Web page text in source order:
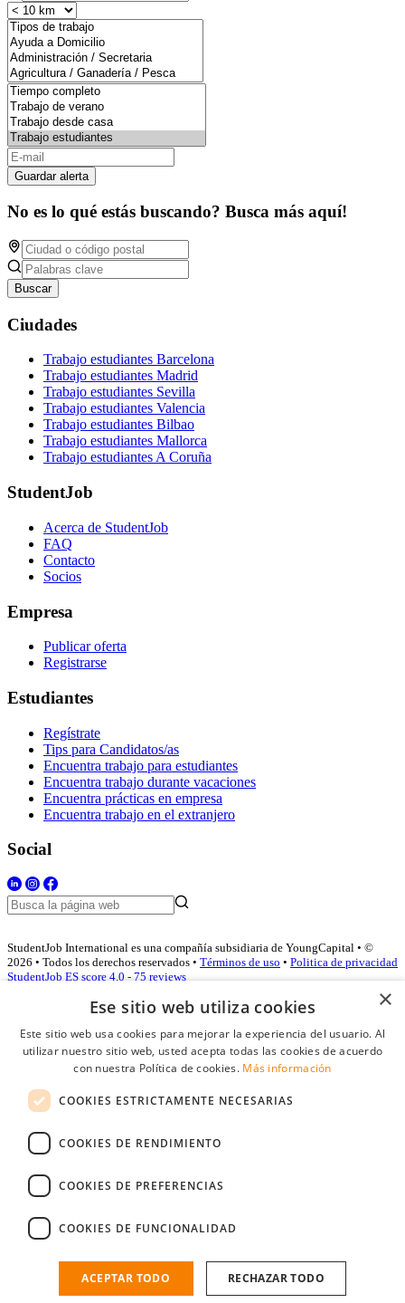
Guardar alerta
No es lo qué estás buscando? Busca más aquí!
Buscar
Ciudades
Trabajo estudiantes Barcelona
Trabajo estudiantes Madrid
Trabajo estudiantes Sevilla
Trabajo estudiantes Valencia
Trabajo estudiantes Bilbao
Trabajo estudiantes Mallorca
Trabajo estudiantes A Coruña
StudentJob
Acerca de StudentJob
FAQ
Contacto
Socios
Empresa
Publicar oferta
Registrarse
Estudiantes
Regístrate
Tips para Candidatos/as
Encuentra trabajo para estudiantes
Encuentra trabajo durante vacaciones
Encuentra prácticas en empresa
Encuentra trabajo en el extranjero
Social
StudentJob International es una compañía subsidiaria de YoungCapital • ©
2026 • Todos los derechos reservados • Términos de uso • Politica de privacidad
StudentJob ES score 4.0 - 75 reviews
Acceso empresas
Contraseña
Recordarme
Conectarse
Registro gratuito empresas
Encuentre al candidato perfecto a tan sólo un par de clicks
×
Ese sitio web utiliza cookies
Este sitio web usa cookies para mejorar la experiencia del usuario. Al
utilizar nuestro sitio web, usted acepta todas las cookies de acuerdo
con nuestra Política de cookies. Más información
COOKIES ESTRICTAMENTE NECESARIAS
COOKIES DE RENDIMIENTO
COOKIES DE PREFERENCIAS
COOKIES DE FUNCIONALIDAD
ACEPTAR TODO RECHAZAR TODO